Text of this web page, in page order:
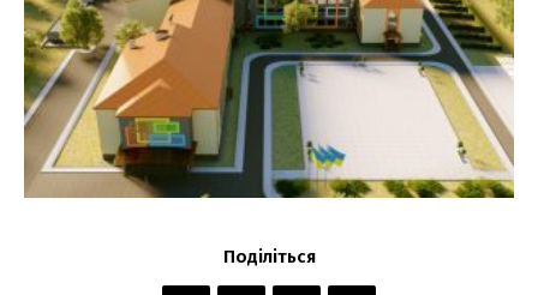
Поділіться